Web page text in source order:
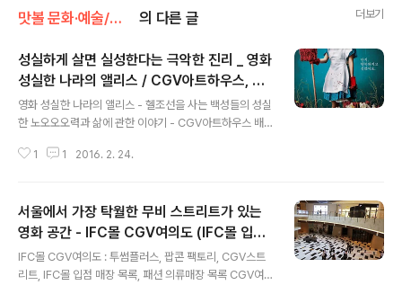
맛볼 문화·예술/맛볼 영화 의 다른 글 더보기
성실하게 살면 실성한다는 극악한 진리 _ 영화
성실한 나라의 앨리스 / CGV아트하우스, 헬
조선, 노오오오력
영화 성실한 나라의 앨리스 - 헬조선을 사는 백성들의 성실
한 노오오오력과 삶에 관한 이야기 - CGV아트하우스 배
실한 나라의 앨리스 CGV아트하우스 상영 성실한 나라의
영화 성실한 나라의 앨리스는... 뇌구조를 덮어 놓고 긍정주
의, 긍정의 힘 최면으로 낙관 범벅한 채 "성실하게 살면 언
젠가는 세상이 나의 노력과 정성을 알아주겠지" "노오오오
력~ 하면 10년 안에 자가 주택 집 한 채 장만 할 수 있겠지"
서글픈 착각 속에 살아가는 헬조선 군상들에 관한 이야기.
1 1 2016. 2. 24.
서울에서 가장 탁월한 무비 스트리트가 있는
영화 공간 - IFC몰 CGV여의도 (IFC몰 입점
매장 목록)
IFC몰 CGV여의도 : 투썸플러스, 팝콘 팩토리, CGV스트
리트, IFC몰 입점 매장 목록, 패션 의류매장 목록 CGV여